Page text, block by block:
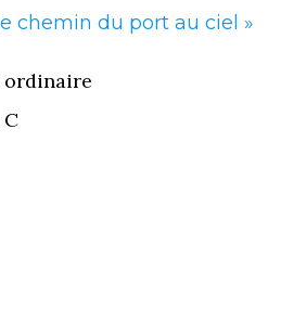
chemin du port au ciel »
ordinaire